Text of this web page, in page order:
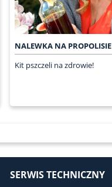
NALEWKA NA PROPOLISIE
Kit pszczeli na zdrowie!
SERWIS TECHNICZNY